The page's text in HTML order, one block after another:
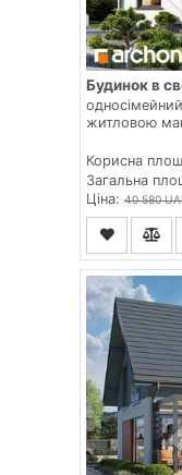
Будинок в
житловою
Корисна
Загальна
Ціна: 40 580